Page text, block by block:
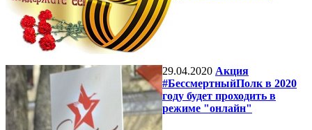
29.04.2020 Акция
#БессмертныйПолк в 2020
году будет проходить в
режиме "онлайн"